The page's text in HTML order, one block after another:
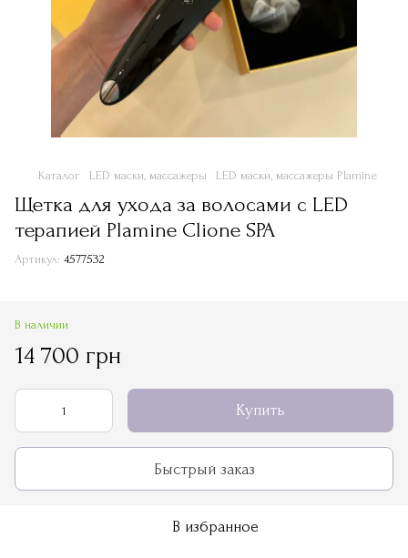
Каталог LED маски, массажеры LED маски, массажеры Plamine
Щетка для ухода за волосами с LED
терапией Plamine Clione SPA
Артикул: 4577532
В наличии
14 700 грн
Купить
Быстрый заказ
В избранное